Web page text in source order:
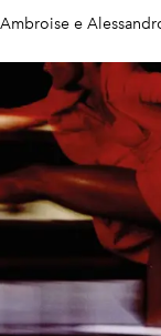
di essere un
Celine Dion e
E per la prima
sarà in uno stadio.
e